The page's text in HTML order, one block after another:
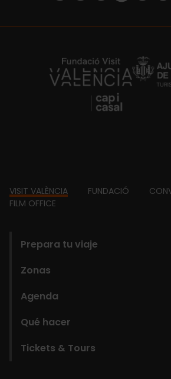
https://
Footer
VISIT VALÈNCIA FUNDACIÓ
FILM OFFICE
Prepara tu viaje
Zonas
Agenda
Qué hacer
Tickets & Tours